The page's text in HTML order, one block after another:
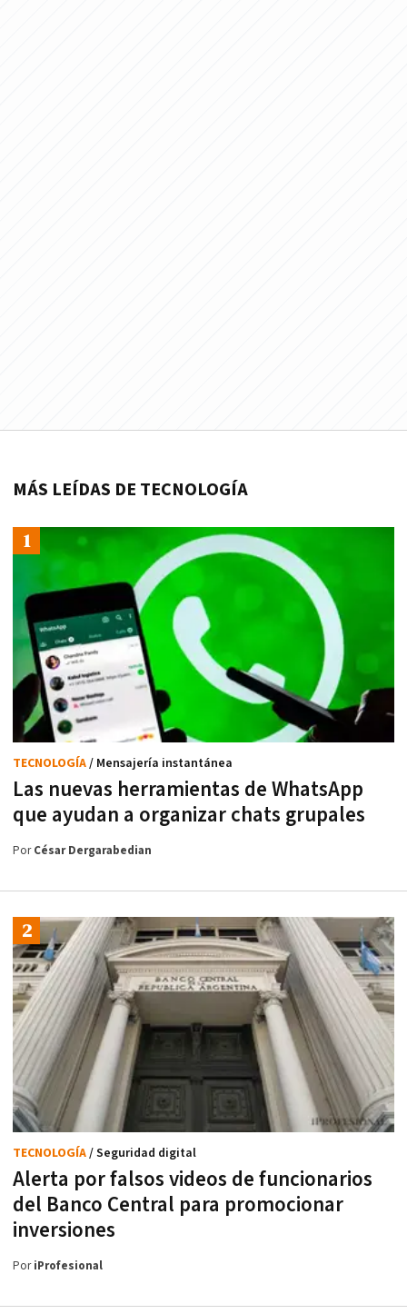
MÁS LEÍDAS DE TECNOLOGÍA
Las nuevas herramientas de WhatsApp
que ayudan a organizar chats grupales
TECNOLOGÍA/ Mensajería instantánea
PorCésar Dergarabedian
Alerta por falsos videos de funcionarios
del Banco Central para promocionar
inversiones
TECNOLOGÍA/ Seguridad digital
PoriProfesional